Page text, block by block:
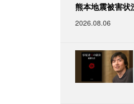
熊本地震被害状
2026.08.06